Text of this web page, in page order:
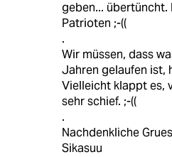
geben... übertüncht.
Patrioten ;-((
.
Wir müssen, dass
Jahren gelaufen ist,
Vielleicht klappt es,
sehr schief. ;-((
.
Nachdenkliche
Sikasuu